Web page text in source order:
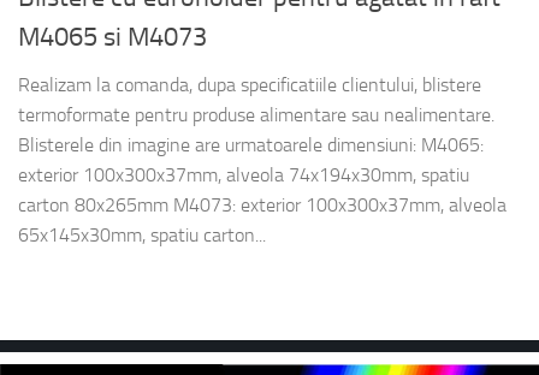
M4065 si M4073
Realizam la comanda, dupa specificatiile clientului, blistere
termoformate pentru produse alimentare sau nealimentare.
Blisterele din imagine are urmatoarele dimensiuni: M4065:
exterior 100x300x37mm, alveola 74x194x30mm, spatiu
carton 80x265mm M4073: exterior 100x300x37mm, alveola
65x145x30mm, spatiu carton...